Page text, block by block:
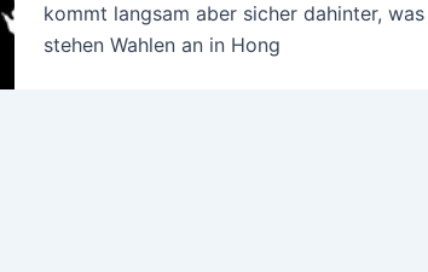
kommt langsam aber sicher dahinter,
stehen Wahlen an in Hong